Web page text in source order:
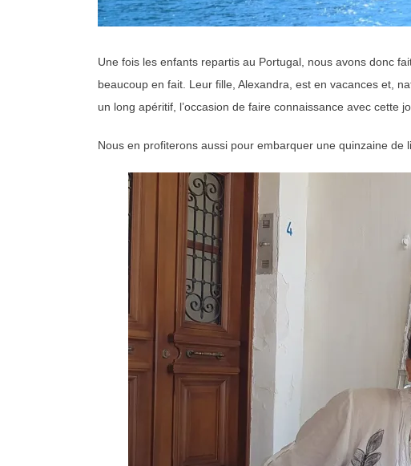
Une fois les enfants repartis au Portugal, nous avons donc
beaucoup en fait. Leur fille, Alexandra, est en vacances et,
un long apéritif, l’occasion de faire connaissance avec cette
Nous en profiterons aussi pour embarquer une quinzaine de